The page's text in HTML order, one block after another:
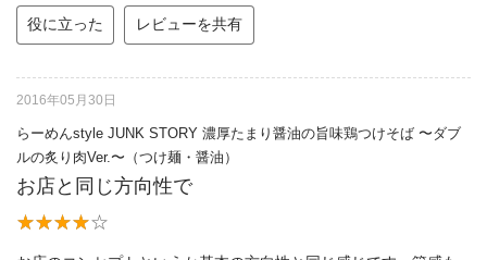
役に立った レビューを共有
2016年05月30日
らーめんstyle JUNK STORY 濃厚たまり醤油の旨味鶏つけそば 〜ダブ
ルの炙り肉Ver.〜（つけ麺・醤油）
お店と同じ方向性で